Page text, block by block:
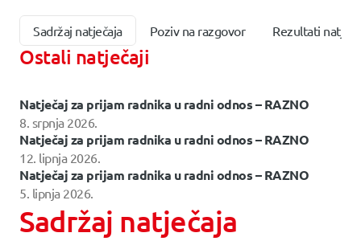
Sadržaj natječaja Poziv na razgovor Rezultati
Ostali natječaji
Natječaj za prijam radnika u radni odnos – RAZNO
8. srpnja 2026.
Natječaj za prijam radnika u radni odnos – RAZNO
12. lipnja 2026.
Natječaj za prijam radnika u radni odnos – RAZNO
5. lipnja 2026.
Sadržaj natječaja